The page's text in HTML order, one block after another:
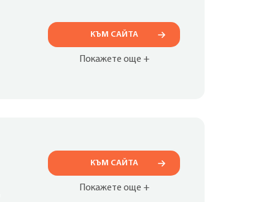
КЪМ САЙТА
Покажете още +
КЪМ САЙТА
Покажете още +